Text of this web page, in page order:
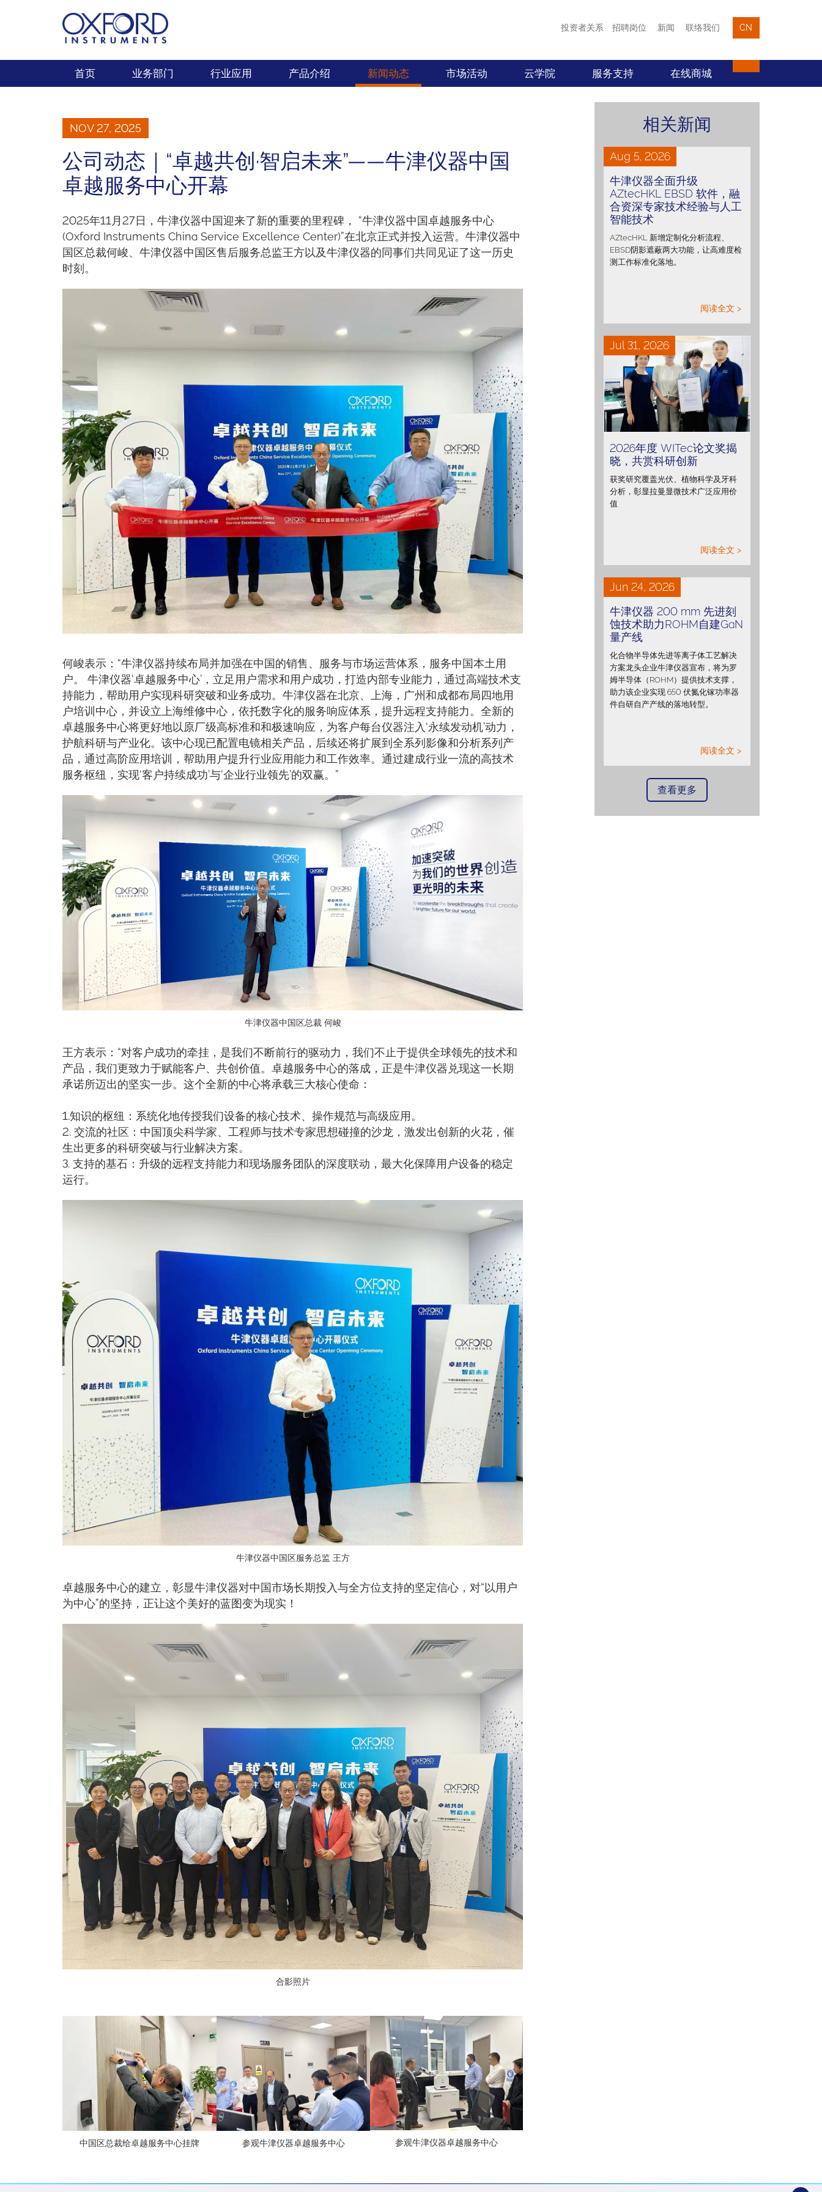
投资者关系 招聘岗位 新闻 联络我们 CN
首页 业务部门 行业应用 产品介绍 新闻动态 市场活动 云学院 服务支持 在线商城
NOV 27, 2025
公司动态｜“卓越共创·智启未来”——牛津仪器中国
卓越服务中心开幕
2025年11月27日，牛津仪器中国迎来了新的重要的里程碑， “牛津仪器中国卓越服务中心
(Oxford Instruments China Service Excellence Center)”在北京正式并投入运营。牛津仪器中
国区总裁何峻、牛津仪器中国区售后服务总监王方以及牛津仪器的同事们共同见证了这一历史
时刻。
何峻表示：“牛津仪器持续布局并加强在中国的销售、服务与市场运营体系，服务中国本土用
户。 牛津仪器‘卓越服务中心’，立足用户需求和用户成功，打造内部专业能力，通过高端技术支
持能力，帮助用户实现科研突破和业务成功。牛津仪器在北京、上海，广州和成都布局四地用
户培训中心，并设立上海维修中心，依托数字化的服务响应体系，提升远程支持能力。全新的
卓越服务中心将更好地以原厂级高标准和和极速响应，为客户每台仪器注入‘永续发动机’动力，
护航科研与产业化。该中心现已配置电镜相关产品，后续还将扩展到全系列影像和分析系列产
品，通过高阶应用培训，帮助用户提升行业应用能力和工作效率。通过建成行业一流的高技术
服务枢纽，实现‘客户持续成功’与‘企业行业领先’的双赢。”
牛津仪器中国区总裁 何峻
王方表示：“对客户成功的牵挂，是我们不断前行的驱动力，我们不止于提供全球领先的技术和
产品，我们更致力于赋能客户、共创价值。卓越服务中心的落成，正是牛津仪器兑现这一长期
承诺所迈出的坚实一步。这个全新的中心将承载三大核心使命：
1.知识的枢纽：系统化地传授我们设备的核心技术、操作规范与高级应用。
2. 交流的社区：中国顶尖科学家、工程师与技术专家思想碰撞的沙龙，激发出创新的火花，催
生出更多的科研突破与行业解决方案。
3. 支持的基石：升级的远程支持能力和现场服务团队的深度联动，最大化保障用户设备的稳定
运行。
牛津仪器中国区服务总监 王方
卓越服务中心的建立，彰显牛津仪器对中国市场长期投入与全方位支持的坚定信心，对“以用户
为中心”的坚持，正让这个美好的蓝图变为现实！
合影照片
中国区总裁给卓越服务中心挂牌 参观牛津仪器卓越服务中心 参观牛津仪器卓越服务中心
相关新闻
Aug 5, 2026
牛津仪器全面升级
AZtecHKL EBSD 软件，融
合资深专家技术经验与人工
智能技术
AZtecHKL 新增定制化分析流程、
EBSD阴影遮蔽两大功能，让高难度检
测工作标准化落地。
阅读全文 >
Jul 31, 2026
2026年度 WITec论文奖揭
晓，共赏科研创新
获奖研究覆盖光伏、植物科学及牙科
分析，彰显拉曼显微技术广泛应用价
值
阅读全文 >
Jun 24, 2026
牛津仪器 200 mm 先进刻
蚀技术助力ROHM自建GaN
量产线
化合物半导体先进等离子体工艺解决
方案龙头企业牛津仪器宣布，将为罗
姆半导体（ROHM）提供技术支撑，
助力该企业实现 650 伏氮化镓功率器
件自研自产产线的落地转型。
阅读全文 >
查看更多